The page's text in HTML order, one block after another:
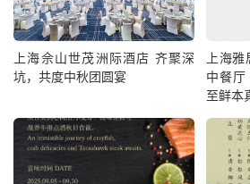
上海佘山世茂洲际酒店 齐聚深
坑，共度中秋团圆宴
上海
中餐
至鲜本